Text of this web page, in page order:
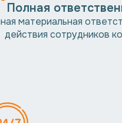
Полная
материальная
действия сотрудников